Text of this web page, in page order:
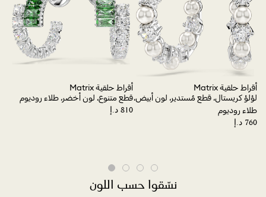
أقراط حلقية Matrix
قطع متنوع، لون أخضر، طلاء روديوم
أقراط حلقية Matrix
لؤلؤ كريستال، قطع مُستدير، لون أبيض،
طلاء روديوم
نسّقوا حسب اللون